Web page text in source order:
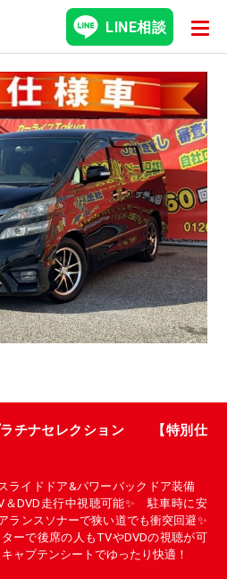
LINE相談
チナセレクション 【特別仕
ライドドア&パワーバックドア装備
DVD走行中視聴可能✨ 駐車時に安
ランスソナーで狭い道でも衝突回避✨
ーで後席の人もTVやDVDの視聴が可
ャプテンシートでゆったり快適！